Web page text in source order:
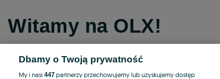
Witamy na OLX!
Kontynuuj przez Facebooka
Dbamy o Twoją prywatność
My i nasi447 partnerzy przechowujemy lub uzyskujemy dostęp